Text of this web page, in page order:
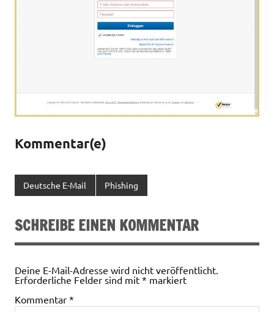
Kommentar(e)
Deutsche E-Mail Phishing
SCHREIBE EINEN KOMMENTAR
Deine E-Mail-Adresse wird nicht veröffentlicht.
Erforderliche Felder sind mit * markiert
Kommentar *